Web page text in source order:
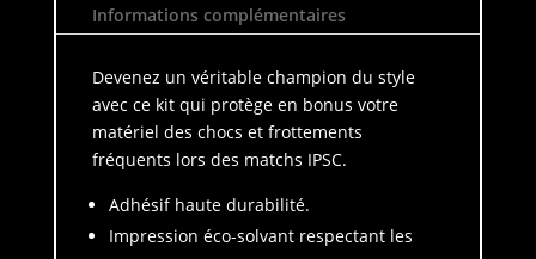
Informations complémentaires
Devenez un véritable champion du style
avec ce kit qui protège en bonus votre
matériel des chocs et frottements
fréquents lors des matchs IPSC.
Adhésif haute durabilité.
Impression éco-solvant respectant les